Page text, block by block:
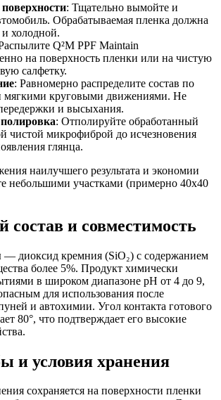
: Тщательно вымойте и
Обрабатываемая пленка должна
холодной.
Q²M PPF Maintain
на поверхность пленки или на чистую
салфетку.
: Равномерно распределите состав по
мягкими круговыми движениями. Не
и высыхания.
: Отполируйте обработанный
чистой микрофиброй до исчезновения
глянца.
наилучшего результата и экономии
небольшими участками (примерно 40х40
состав и совместимость
диоксид кремния (SiO₂) с содержанием
более 5%. Продукт химически
в широком диапазоне pH от 4 до 9,
для использования после
и автохимии. Угол контакта готового
80°, что подтверждает его высокие
и условия хранения
сохраняется на поверхности пленки